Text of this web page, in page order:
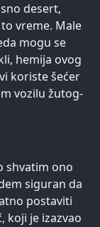
desert,
vreme. Male
mogu se
hemija ovog
koriste šećer
vozilu žutog-
shvatim ono
siguran da
postaviti
koji je izazvao